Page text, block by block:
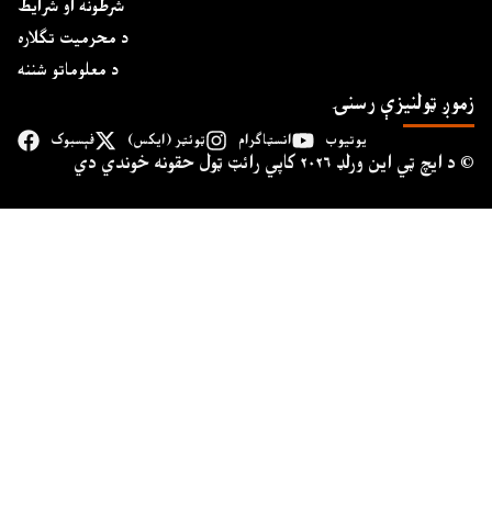
شرطونه او شرایط
د محرمیت تګلاره
د معلوماتو شننه
زموږ ټولنیزې رسنۍ
فېسبوک ټوئټر (ایکس) انسټاګرام یوتیوب
د ايچ ټي اين وﺭلډ ۲۰۲۶ کاپي ﺭائټ ټول حقونه خوندي دي ©